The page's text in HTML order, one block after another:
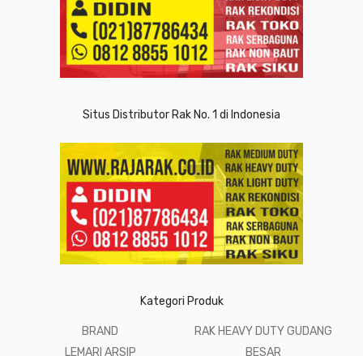
Situs Distributor Rak No. 1 di Indonesia
Kategori Produk
BRAND
LEMARI ARSIP
RAK HEAVY DUTY GUDANG
BESAR